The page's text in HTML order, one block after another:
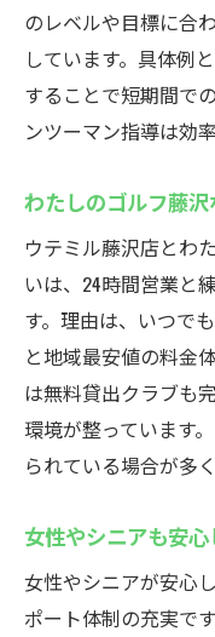
のレベルや目標に合
しています。具体例
することで短期間で
ンツーマン指導は効
わたしのゴルフ藤
ウテミル藤沢店とわ
いは、24時間営業と
す。理由は、いつで
と地域最安値の料金
は無料貸出クラブも
環境が整っています
られている場合が多
女性やシニアも安
女性やシニアが安心
ポート体制の充実で